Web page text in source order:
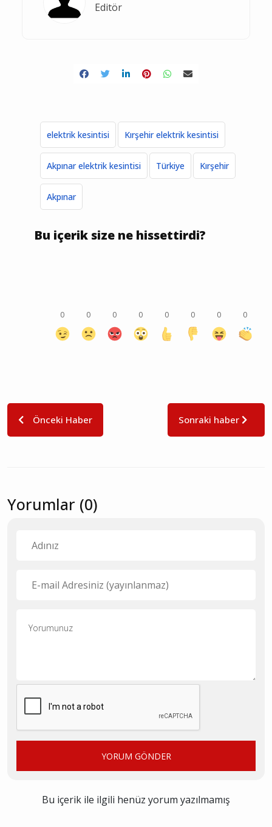
Editör
elektrik kesintisi Kırşehir elektrik kesintisi
Akpınar elektrik kesintisi Türkiye Kırşehir
Akpınar
Bu içerik size ne hissettirdi?
0 0 0 0 0 0 0 0
Önceki Haber Sonraki haber
Yorumlar (0)
YORUM GÖNDER
Bu içerik ile ilgili henüz yorum yazılmamış